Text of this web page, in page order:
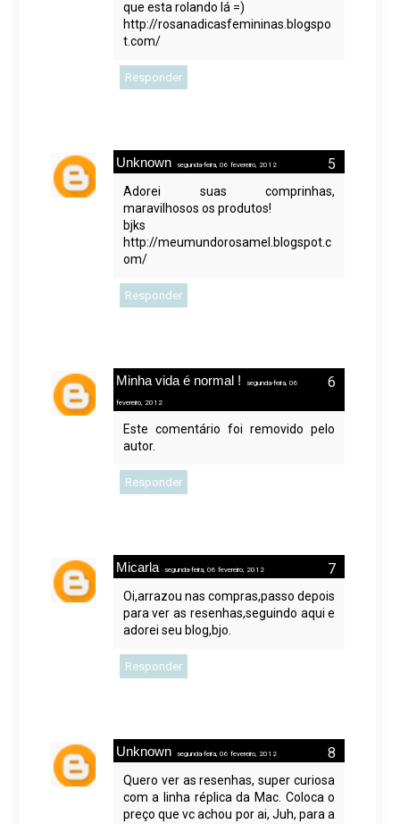
que esta rolando lá =)
http://rosanadicasfemininas.blogspo
t.com/
Responder
Unknown segunda-feira, 06 fevereiro, 2012
Adorei suas comprinhas,
maravilhosos os produtos!
bjks
http://meumundorosamel.blogspot.c
om/
Responder
Minha vida é normal ! segunda-feira, 06
fevereiro, 2012
Este comentário foi removido pelo
autor.
Responder
Micarla segunda-feira, 06 fevereiro, 2012
Oi,arrazou nas compras,passo depois
para ver as resenhas,seguindo aqui e
adorei seu blog,bjo.
Responder
Unknown segunda-feira, 06 fevereiro, 2012
Quero ver as resenhas, super curiosa
com a linha réplica da Mac. Coloca o
preço que vc achou por ai, Juh, para a